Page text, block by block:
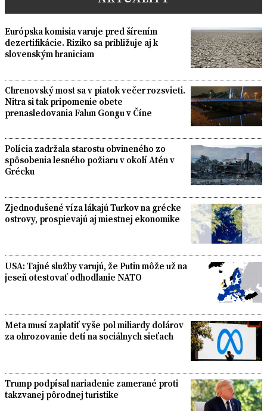
Európska komisia varuje pred šírením
dezertifikácie. Riziko sa približuje aj k
slovenským hraniciam
Chrenovský most sa v piatok večer rozsvieti.
Nitra si tak pripomenie obete
prenasledovania Falun Gongu v Číne
Polícia zadržala starostu obvineného zo
spôsobenia lesného požiaru v okolí Atén v
Grécku
Zjednodušené víza lákajú Turkov na grécke
ostrovy, prospievajú aj miestnej ekonomike
USA: Tajné služby varujú, že Putin môže už na
jeseň otestovať odhodlanie NATO
Meta musí zaplatiť vyše pol miliardy dolárov
za ohrozovanie detí na sociálnych sieťach
Trump podpísal nariadenie zamerané proti
takzvanej pôrodnej turistike